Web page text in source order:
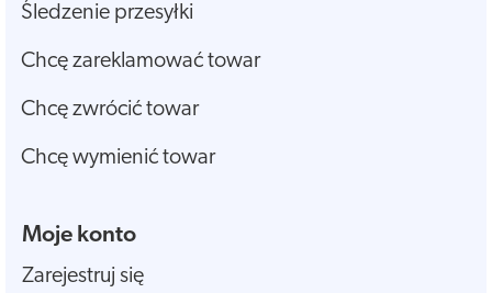
Śledzenie przesyłki
Chcę zareklamować towar
Chcę zwrócić towar
Chcę wymienić towar
Moje konto
Zarejestruj się